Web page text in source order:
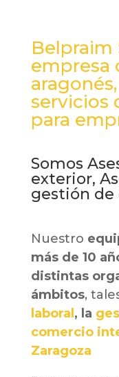
Belpraim
empresa
servicios
para
Somos
exterior,
gestión de
Nuestro
más de 10
distintas
ámbitos,
laboral , la
comercio
Zaragoza